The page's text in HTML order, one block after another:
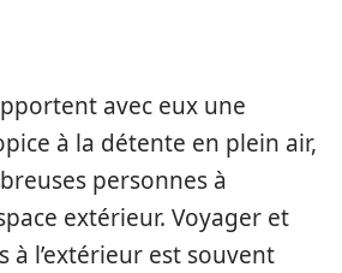
avec eux une
à la détente en plein air,
personnes à
extérieur. Voyager et
à l’extérieur est souvent